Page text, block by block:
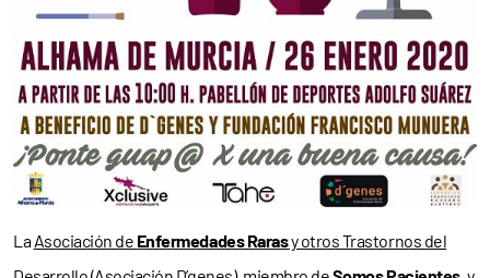
LaAsociación de Enfermedades Rarasy otros Trastornos del